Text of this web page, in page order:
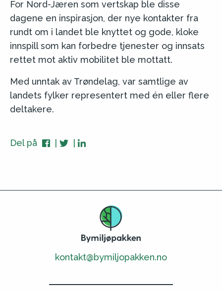
For Nord-Jæren som vertskap ble disse
dagene en inspirasjon, der nye kontakter fra
rundt om i landet ble knyttet og gode, kloke
innspill som kan forbedre tjenester og innsats
rettet mot aktiv mobilitet ble mottatt.
Med unntak av Trøndelag, var samtlige av
landets fylker representert med én eller flere
deltakere.
Del på
kontakt@bymiljopakken.no